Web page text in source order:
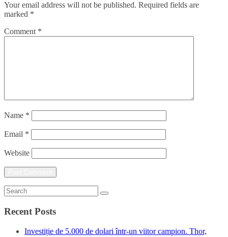
Your email address will not be published. Required fields are
marked *
Comment *
Name *
Email *
Website
Recent Posts
Investiție de 5.000 de dolari într-un viitor campion. Thor,